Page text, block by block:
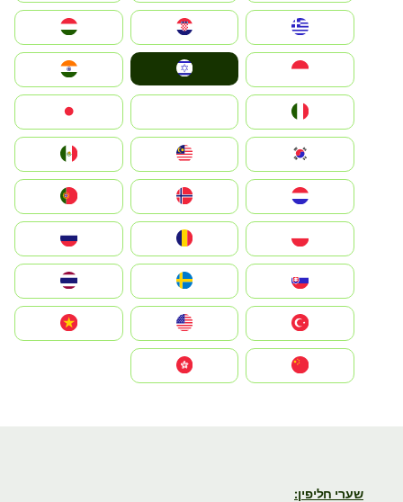
Hrvatska
Magyarország
Indonesia
South Korea
Nederland
Portugal
România
Slovensko
United States
Vietnam
שערי חליפין: